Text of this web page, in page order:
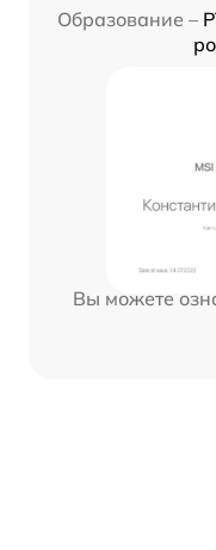
Образование –
Вы можете